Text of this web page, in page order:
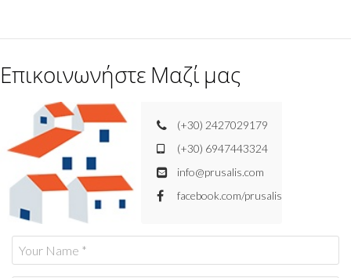
Επικοινωνήστε Μαζί μας
(+30) 2427029179
(+30) 6947443324
info@prusalis.com
facebook.com/prusalis